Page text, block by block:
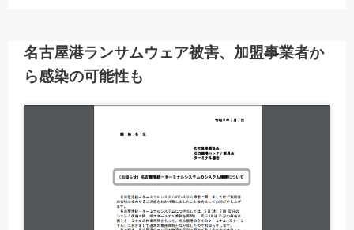
名古屋港ランサムウェア被害、加盟事業者か
ら感染の可能性も